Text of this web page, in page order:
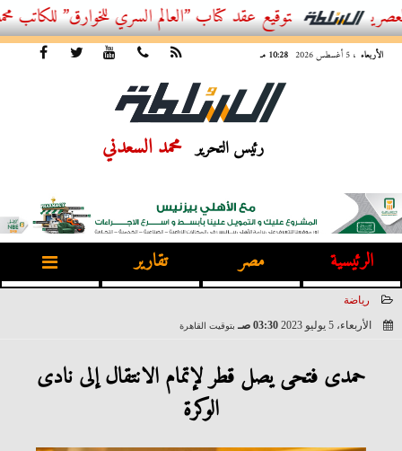
توقيع عقد كتاب ”العالم السري للخوارق” للكاتب محمد فرعون
الأربعاء ، 5 أغسطس 2026 10:28 مـ
رئيس التحرير محمد السعدني
الرئيسية مصر تقارير
رياضة
الأربعاء، 5 يوليو 2023
03:30 صـ بتوقيت القاهرة
حمدى فتحى يصل قطر لإتمام الانتقال إلى نادى
الوكرة